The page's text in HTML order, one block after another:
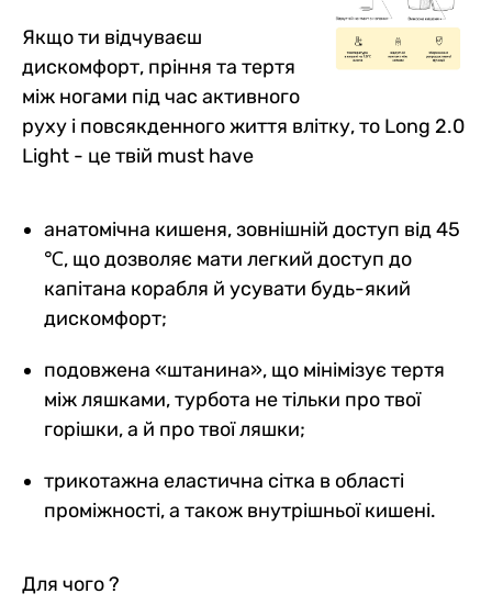
Якщо ти відчуваєш
дискомфорт, пріння та тертя
між ногами під час активного
руху і повсякденного життя влітку, то Long 2.0
Light - це твій must have
анатомічна кишеня, зовнішній доступ від 45
℃, що дозволяє мати легкий доступ до
капітана корабля й усувати будь-який
дискомфорт;
подовжена «штанина», що мінімізує тертя
між ляшками, турбота не тільки про твої
горішки, а й про твої ляшки;
трикотажна еластична сітка в області
проміжності, а також внутрішньої кишені.
Для чого ?